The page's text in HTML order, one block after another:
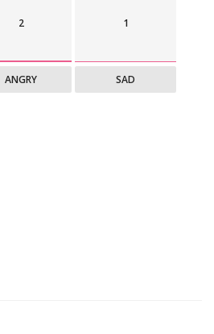
2
ANGRY
1
SAD